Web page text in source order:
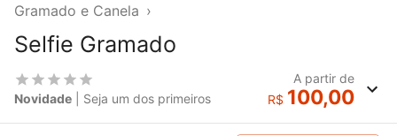
Gramado e Canela ›
Selfie Gramado
Novidade | Seja um dos primeiros
A partir de
R$ 100,00